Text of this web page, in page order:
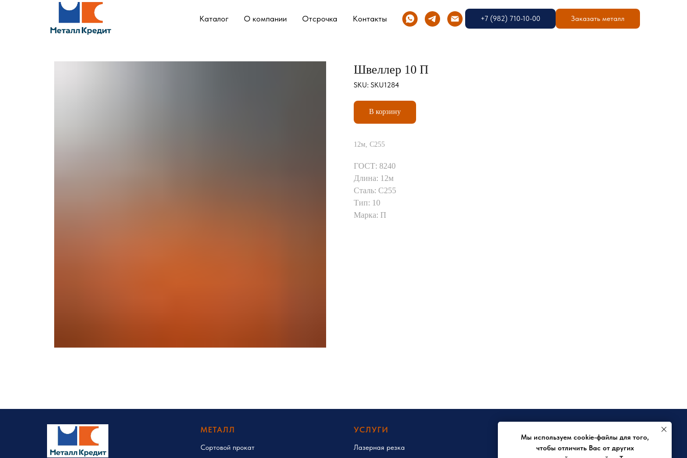
Каталог О компании Отсрочка Контакты +7 (982) 710-10-00 Заказать металл
Швеллер 10 П
SKU: SKU1284
В корзину
12м, С255
ГОСТ: 8240
Длина: 12м
Сталь: С255
Тип: 10
Марка: П
МЕТАЛЛ
Сортовой прокат
УСЛУГИ
Лазерная резка Заявка на отсрочку
Мы используем cookie-файлы для того,
чтобы отличить Вас от других